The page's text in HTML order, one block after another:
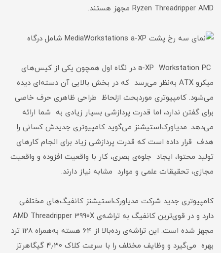
Ryzen Threadripper AMD مجهز هستند.
a-XP Workstation PC در نگاه اول همچون یکی از کیس‌های
میکرو ATX به‌نظر می‌رسد که در بخش بالایی آن دسته‌ای دیده
می‌شود. کامپیوتر‌ی موردبحث ازلحاظ طراحی ظاهری حرف خاصی
برای گفتن ندارد، اما قدرت پردازشی بسیار زیادی به شما ارائه
می‌دهد. مدیاورک‌استیشنز می‌گوید کامپیوتر‌ی جدیدش کسانی را
هدف قرار داده است که قدرت پردازشی زیاد برای انجام کارهای
تولید محتوا، ایجاد جلوه‌ی بصری، کار با واقعیت افزوده و واقعیت
مجازی، تحقیقات علمی و موارد مشابه نیاز دارند.
کامپیوتر‌ی جدید شرکت مدیاورک‌استیشنز کانفیگ‌های مختلفی
دارد و در قوی‌ترین کانفیگ به تراشه‌ی AMD Threadripper 3990X
مجهز شده است. این تراشه‌ی رده‌بالا از ۶۴ هسته به‌همراه ۱۲۸ ترد
بهره می‌گیرد و وظایف مختلف را با سرعت کلاک ۴٫۳۰ گیگاهرتز